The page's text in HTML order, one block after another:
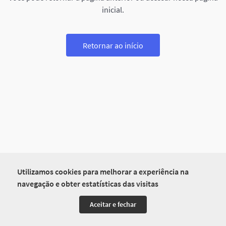
Utilizamos cookies para melhorar a experiência na
navegação e obter estatísticas das visitas
Aceitar e fechar
inicial.
Retornar ao início